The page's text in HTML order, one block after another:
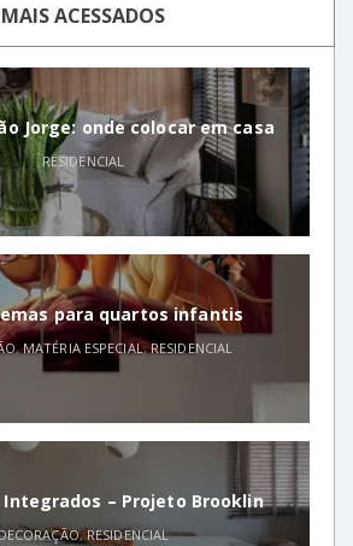
MAIS ACESSADOS
Jorge: onde colocar em casa
RESIDENCIAL
para quartos infantis
,MATÉRIA ESPECIAL,RESIDENCIAL
– Projeto Brooklin
,RESIDENCIAL